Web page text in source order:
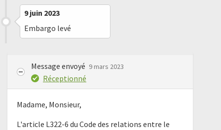
9 juin 2023
Embargo levé
Message envoyé 9 mars 2023
Réceptionné
Madame, Monsieur,
L'article L322-6 du Code des relations entre le